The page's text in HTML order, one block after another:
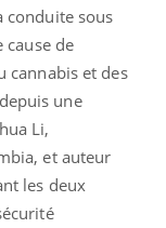
conduite sous
cause de
cannabis et des
une
Li,
et auteur
les deux